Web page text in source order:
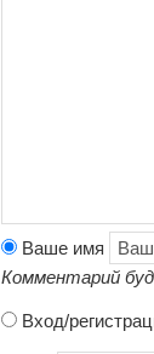
Ваше имя
Комментарий
Вход/